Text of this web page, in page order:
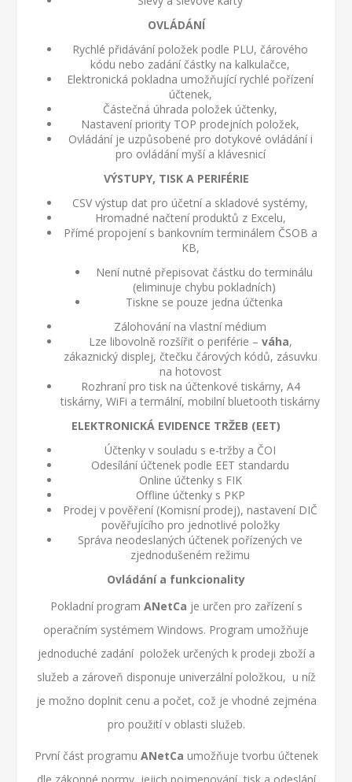
OVLÁDÁNÍ
Rychlé přidávání položek podle PLU, čárového
kódu nebo zadání částky na kalkulačce,
Elektronická pokladna umožňující rychlé pořízení
účtenek,
Částečná úhrada položek účtenky,
Nastavení priority TOP prodejních položek,
Ovládání je uzpůsobené pro dotykové ovládání i
pro ovládání myší a klávesnicí
VÝSTUPY, TISK A PERIFÉRIE
CSV výstup dat pro účetní a skladové systémy,
Hromadné načtení produktů z Excelu,
Přímé propojení s bankovním terminálem ČSOB a
KB,
Není nutné přepisovat částku do terminálu
(eliminuje chybu pokladních)
Tiskne se pouze jedna účtenka
Zálohování na vlastní médium
Lze libovolně rozšířit o periférie – váha,
zákaznický displej, čtečku čárových kódů, zásuvku
na hotovost
Rozhraní pro tisk na účtenkové tiskárny, A4
tiskárny, WiFi a termální, mobilní bluetooth tiskárny
ELEKTRONICKÁ EVIDENCE TRŽEB (EET)
Účtenky v souladu s e-tržby a ČOI
Odesílání účtenek podle EET standardu
Online účtenky s FIK
Offline účtenky s PKP
Prodej v pověření (Komisní prodej), nastavení DIČ
pověřujícího pro jednotlivé položky
Správa neodeslaných účtenek pořízených ve
zjednodušeném režimu
Ovládání a funkcionality
Pokladní program ANetCa je určen pro zařízení s
operačním systémem Windows. Program umožňuje
jednoduché zadání položek určených k prodeji zboží a
služeb a zároveň disponuje univerzální položkou, u níž
je možno doplnit cenu a počet, což je vhodné zejména
pro použití v oblasti služeb.
První část programu ANetCa umožňuje tvorbu účtenek